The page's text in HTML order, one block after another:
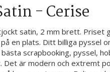
- Cerise
satin, 2 mm brett. Priset
en plats. Ditt billiga pyssel
scrapbooking, pyssel,
Det är modern och extremt